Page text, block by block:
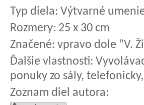
Typ diela: Výtvarné
Rozmery: 25 x 30 cm
Značené: vpravo dole "V.
Ďalšie vlastnosti:
ponuky zo sály,
Zoznam diel autora: